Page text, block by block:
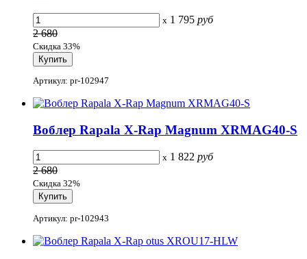
x 1 795 руб
2 680
Скидка 33%
Артикул: pr-102947
Воблер Rapala X-Rap Magnum XRMAG40-S
x 1 822 руб
2 680
Скидка 32%
Артикул: pr-102943